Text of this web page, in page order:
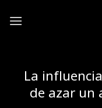
La
de azar un